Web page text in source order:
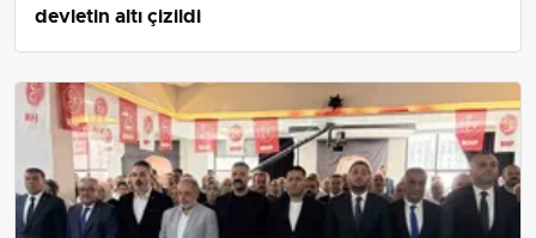
devletin altı çizildi